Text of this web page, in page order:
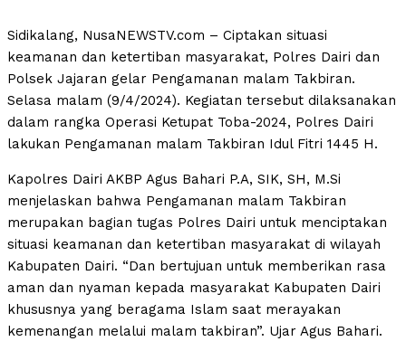
Sidikalang, NusaNEWSTV.com – Ciptakan situasi
keamanan dan ketertiban masyarakat, Polres Dairi dan
Polsek Jajaran gelar Pengamanan malam Takbiran.
Selasa malam (9/4/2024). Kegiatan tersebut dilaksanakan
dalam rangka Operasi Ketupat Toba-2024, Polres Dairi
lakukan Pengamanan malam Takbiran Idul Fitri 1445 H.
Kapolres Dairi AKBP Agus Bahari P.A, SIK, SH, M.Si
menjelaskan bahwa Pengamanan malam Takbiran
merupakan bagian tugas Polres Dairi untuk menciptakan
situasi keamanan dan ketertiban masyarakat di wilayah
Kabupaten Dairi. “Dan bertujuan untuk memberikan rasa
aman dan nyaman kepada masyarakat Kabupaten Dairi
khususnya yang beragama Islam saat merayakan
kemenangan melalui malam takbiran”. Ujar Agus Bahari.